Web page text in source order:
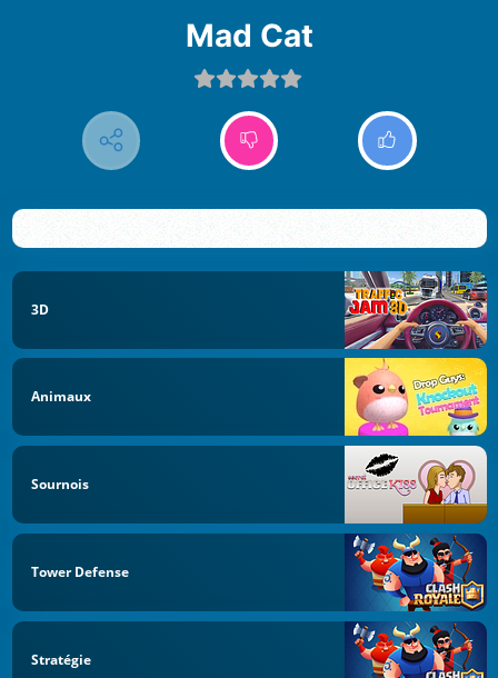
Mad Cat
3D
Animaux
Sournois
Tower Defense
Stratégie